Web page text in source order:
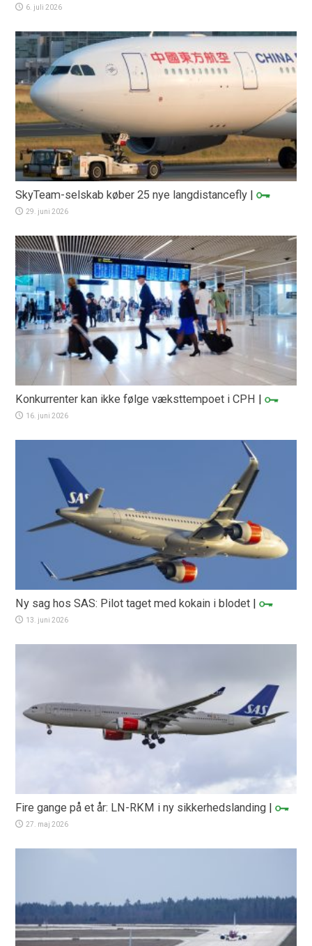
6. juli 2026
SkyTeam-selskab køber 25 nye langdistancefly |
29. juni 2026
Konkurrenter kan ikke følge væksttempoet i CPH |
16. juni 2026
Ny sag hos SAS: Pilot taget med kokain i blodet |
13. juni 2026
Fire gange på et år: LN-RKM i ny sikkerhedslanding |
27. maj 2026